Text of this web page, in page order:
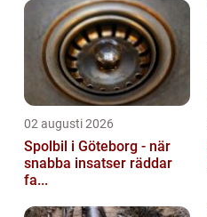
02 augusti 2026
Spolbil i Göteborg - när
snabba insatser räddar
fa...